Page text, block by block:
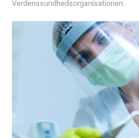
Etiam est nibh, lobortis sit
Praesent euismod ac
Ut mollis pellentesque tortor
Nullam eu erat condimentum
Donec quis est ac felis
Orci varius natoque dolor
Verdenssundhedsorganisationen.